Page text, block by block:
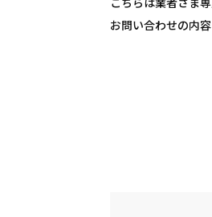
お問い合わせの内